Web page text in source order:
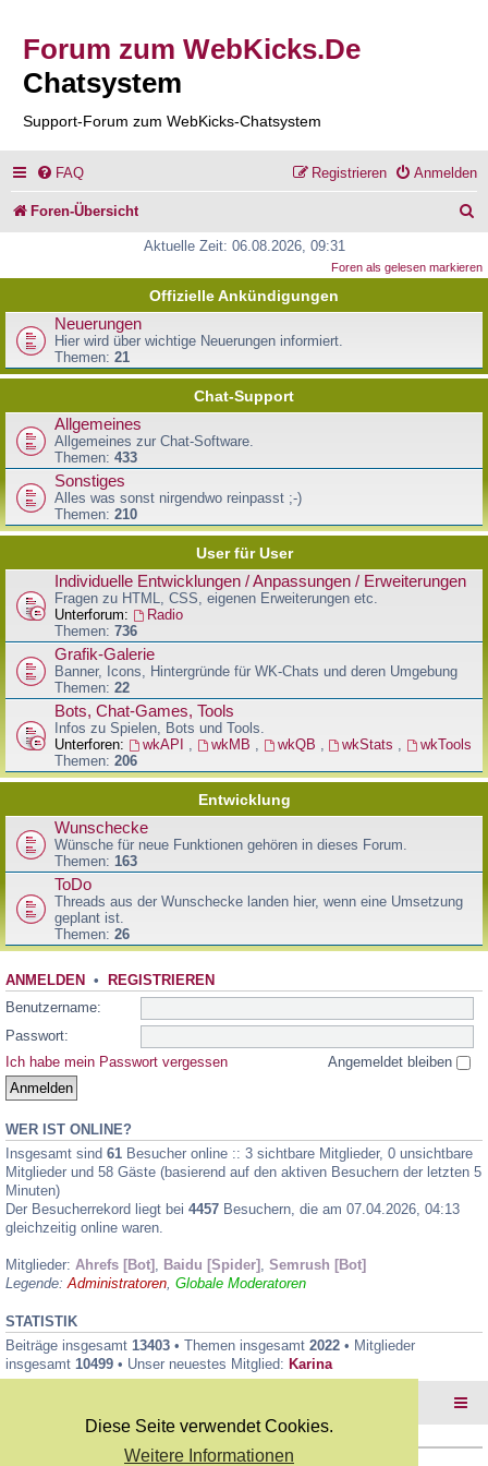
Diese Seite verwendet Cookies.
Weitere Informationen
Forum zum WebKicks.De
Chatsystem
Support-Forum zum WebKicks-Chatsystem
FAQ Anmelden
Registrieren
Foren-Übersicht
c
Aktuelle Zeit: 06.08.2026, 09:31
Foren als gelesen markieren
Offizielle Ankündigungen
Neuerungen
Hier wird über wichtige Neuerungen informiert.
Themen: 21
Chat-Support
Allgemeines
Allgemeines zur Chat-Software.
Themen: 433
Sonstiges
Alles was sonst nirgendwo reinpasst ;-)
Themen: 210
User für User
Individuelle Entwicklungen / Anpassungen / Erweiterungen
Fragen zu HTML, CSS, eigenen Erweiterungen etc.
Unterforum:
Radio
Themen: 736
Grafik-Galerie
Banner, Icons, Hintergründe für WK-Chats und deren Umgebung
Themen: 22
Bots, Chat-Games, Tools
Infos zu Spielen, Bots und Tools.
Unterforen:
wkAPI , wkMB , wkQB , wkStats ,
wkTools
Themen: 206
Entwicklung
Wunschecke
Wünsche für neue Funktionen gehören in dieses Forum.
Themen: 163
ToDo
Threads aus der Wunschecke landen hier, wenn eine Umsetzung
geplant ist.
Themen: 26
ANMELDEN • REGISTRIEREN
Benutzername:
Passwort:
Ich habe mein Passwort vergessen
Angemeldet bleiben
WER IST ONLINE?
Insgesamt sind 61 Besucher online :: 3 sichtbare Mitglieder, 0 unsichtbare
Mitglieder und 58 Gäste (basierend auf den aktiven Besuchern der letzten 5
Minuten)
Der Besucherrekord liegt bei 4457 Besuchern, die am 07.04.2026, 04:13
gleichzeitig online waren.
Mitglieder: Ahrefs [Bot] , Baidu [Spider] , Semrush [Bot]
Legende:Administratoren, Globale Moderatoren
STATISTIK
Beiträge insgesamt 13403 • Themen insgesamt 2022 • Mitglieder
insgesamt 10499 • Unser neuestes Mitglied: Karina